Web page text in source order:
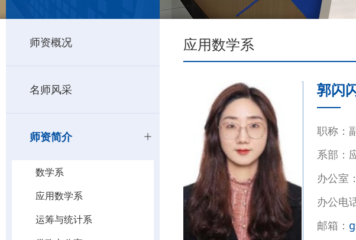
师资概况
名师风采
师资简介
数学系
应用数学系
运筹与统计系
应用数学系
郭闪
职称：
系部：
办公室
办公电
邮箱：